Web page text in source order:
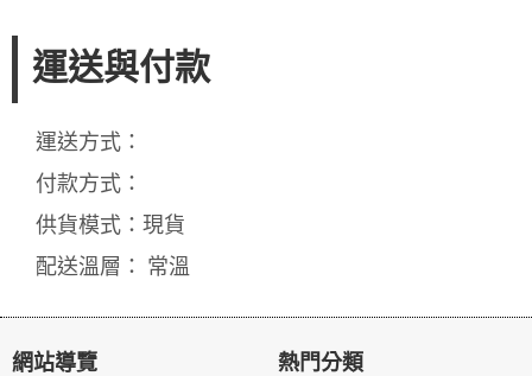
運送與付款
運送方式：
付款方式：
供貨模式：現貨
配送溫層： 常溫
網站導覽 熱門分類